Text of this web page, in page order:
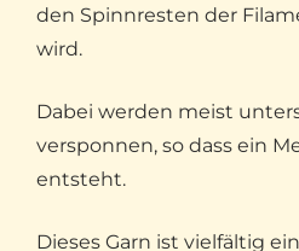
den Spinnresten der
wird.
Dabei werden meist
versponnen, so dass ein
entsteht.
Dieses Garn ist vielfältig